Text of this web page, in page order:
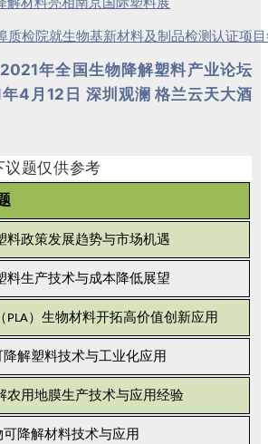
质检院就生物基新材料及制品检测认证项
2021年全国生物降解塑料产业论坛
年4月12日 深圳观澜 格兰云天大酒
议题仅供参考
料政策发展趋势与市场机遇
料生产技术与成本降低展望
PLA）生物材料开拓高价值创新应用
降解塑料技术与工业化应用
农用地膜生产技术与应用经验
可降解材料技术与应用